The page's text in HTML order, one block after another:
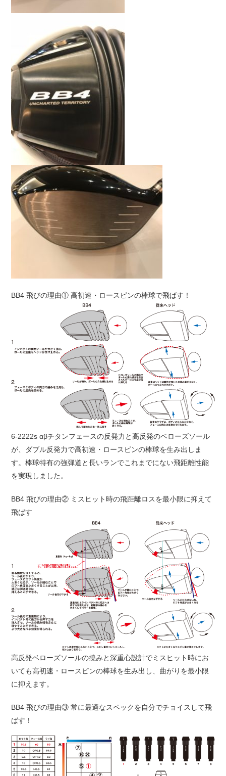
BB4 飛びの理由① 高初速・ロースピンの棒球で飛ばす！
6-2222s αβチタンフェースの反発力と高反発のベローズソール
が、ダブル反発力で高初速・ロースピンの棒球を生み出しま
す。棒球特有の強弾道と長いランでこれまでにない飛距離性能
を実現しました。
BB4 飛びの理由② ミスヒット時の飛距離ロスを最小限に抑えて
飛ばす
高反発ベローズソールの撓みと深重心設計でミスヒット時にお
いても高初速・ロースピンの棒球を生み出し、曲がりを最小限
に抑えます。
BB4 飛びの理由③ 常に最適なスペックを自分でチョイスして飛
ばす！